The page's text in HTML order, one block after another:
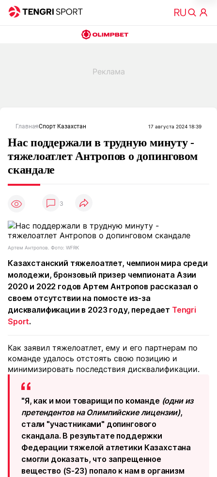
ГлавнаяСпорт Казахстан 17 августа 2024 18:39
Нас поддержали в трудную минуту -
тяжелоатлет Антропов о допинговом
скандале
3
Артем Антропов. Фото: WFRK
Казахстанский тяжелоатлет, чемпион мира среди
молодежи, бронзовый призер чемпионата Азии
2020 и 2022 годов Артем Антропов рассказал о
своем отсутствии на помосте из-за
дисквалификации в 2023 году, передает Tengri
Sport.
Как заявил тяжелоатлет, ему и его партнерам по
команде удалось отстоять свою позицию и
минимизировать последствия дисквалификации.
"Я, как и мои товарищи по команде (одни из
претендентов на Олимпийские лицензии),
стали "участниками" допингового
скандала. В результате поддержки
Федерации тяжелой атлетики Казахстана
смогли доказать, что запрещенное
вещество (S-23) попало к нам в организм